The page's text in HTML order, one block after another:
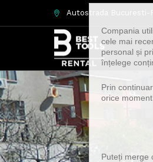
Autostrada Bucuresti-
Compania
cele mai
personal și
înțelege
Prin
orice
Puteți merge